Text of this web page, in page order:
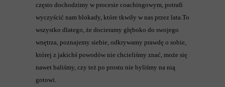
często dochodzimy w procesie coachingowym, potrafi
wyczyścić nam blokady, które tkwiły w nas przez lata.To
wszystko dlatego, że docieramy głęboko do swojego
wnętrza, poznajemy siebie, odkrywamy prawdę o sobie,
której z jakichś powodów nie chcieliśmy znać, może się
nawet baliśmy, czy też po prostu nie byliśmy na nią
gotowi.